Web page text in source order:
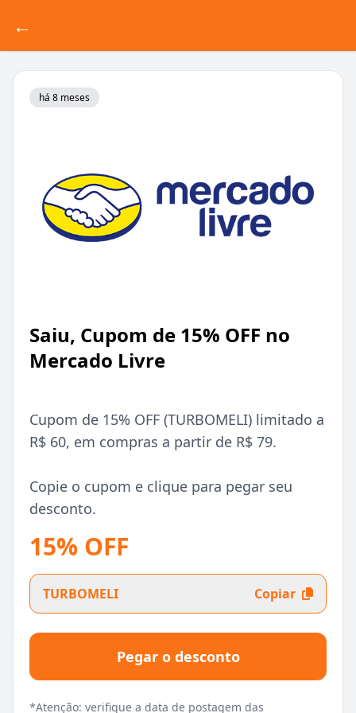
←
há 8 meses
Saiu, Cupom de 15% OFF no
Mercado Livre
Cupom de 15% OFF (TURBOMELI) limitado a
R$ 60, em compras a partir de R$ 79.
Copie o cupom e clique para pegar seu
desconto.
15% OFF
TURBOMELI Copiar
Pegar o desconto
*Atenção: verifique a data de postagem das